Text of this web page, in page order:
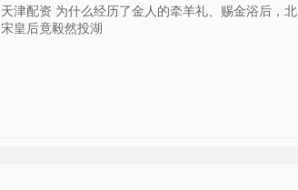
天津配资 为什么经历了金人的牵羊礼、赐金浴后，北
宋皇后竟毅然投湖